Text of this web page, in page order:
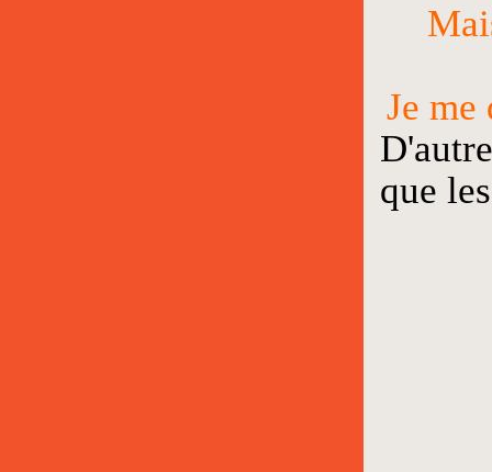
Je me
que